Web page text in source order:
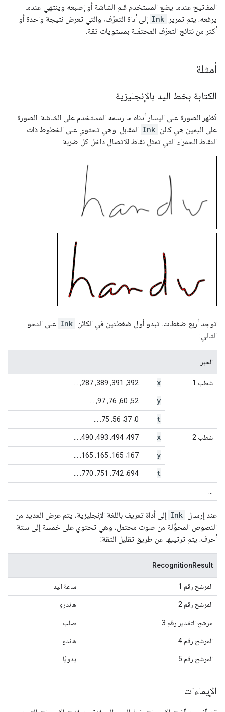
المفاتيح عندما يضع المستخدم قلم الشاشة أو إصبعه وينتهي عندما
يرفعه. يتم تمرير
Ink إلى أداة التعرّف، والتي تعرض نتيجة واحدة أو
أكثر من نتائج التعرّف المحتمَلة بمستويات ثقة.
أمثلة
الكتابة بخط اليد بالإنجليزية
تُظهر الصورة على اليسار أدناه ما رسمه المستخدم على الشاشة. الصورة
على اليمين هي كائن Ink المقابل. وهي تحتوي على الخطوط ذات
النقاط الحمراء التي تمثل نقاط الاتصال داخل كل ضربة.
توجد أربع ضغطات. تبدو أول ضغطتين في الكائن Ink على النحو
التالي:
الحبر
شطب 1 x 392، 391، 389، 287، ...
y 52، 60، 76، 97، ...
t 0، 37، 56، 75، ...
شطب 2 x 497، 494، 493، 490، ...
y 167، 165، 165، 165، ...
t 694، 742، 751، 770، ...
عند إرسال Ink إلى أداة تعريف باللغة الإنجليزية، يتم عرض العديد من
النصوص المحوَّلة من صوت محتمل، وهي تحتوي على خمسة إلى ستة
أحرف. يتم ترتيبها عن طريق تقليل الثقة:
RecognitionResult
المرشح رقم 1 ساعة اليد
المرشح رقم 2 هاندرو
مرشح التقدير رقم 3 صلب
المرشح رقم 4 هاندو
المرشح رقم 5 يدويًا
الإيماءات